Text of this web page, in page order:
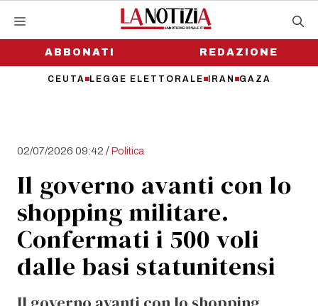
contenutoABBONATI
CEUTA LEGGE ELETTORALE IRAN GAZA
REDAZIONE
02/07/2026 09:42 /Politica
Il governo avanti con lo
shopping militare.
Confermati i 500 voli
dalle basi statunitensi